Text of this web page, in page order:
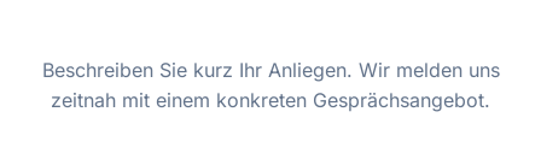
Beschreiben Sie kurz Ihr Anliegen. Wir melden uns
zeitnah mit einem konkreten Gesprächsangebot.